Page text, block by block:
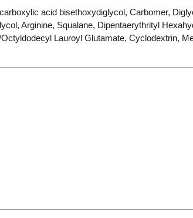
acid bisethoxydiglycol, Carbomer,
Arginine, Squalane, Dipentaerythrityl
Lauroyl Glutamate, Cyclodextrin,